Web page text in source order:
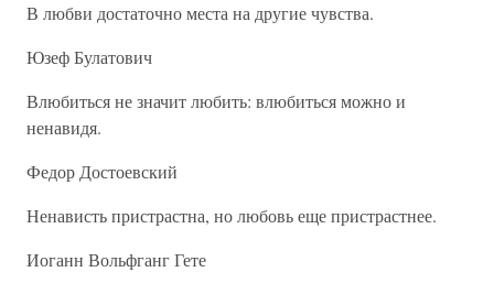
В любви достаточно места на другие чувства.
Юзеф Булатович
Влюбиться не значит любить: влюбиться можно и
ненавидя.
Федор Достоевский
Ненависть пристрастна, но любовь еще пристрастнее.
Иоганн Вольфганг Гете